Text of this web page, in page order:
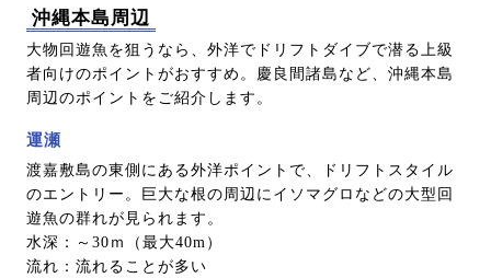
沖縄本島周辺
大物回遊魚を狙うなら、外洋でドリフトダイブで潜る上級
者向けのポイントがおすすめ。慶良間諸島など、沖縄本島
周辺のポイントをご紹介します。
運瀬
渡嘉敷島の東側にある外洋ポイントで、ドリフトスタイル
のエントリー。巨大な根の周辺にイソマグロなどの大型回
遊魚の群れが見られます。
水深：～30ｍ（最大40m）
流れ：流れることが多い